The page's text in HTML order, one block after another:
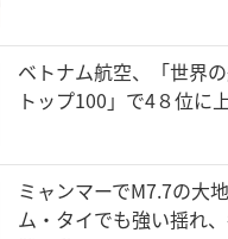
ベトナム航空、「世界
トップ100」で4８位に
ミャンマーでM7.7の大
ム・タイでも強い揺れ